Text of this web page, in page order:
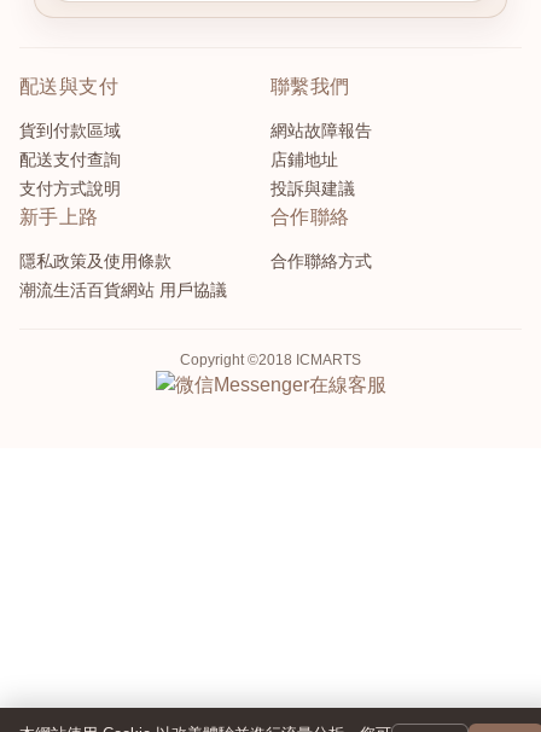
配送與支付
貨到付款區域
配送支付查詢
支付方式說明
聯繫我們
網站故障報告
店鋪地址
投訴與建議
新手上路
隱私政策及使用條款
潮流生活百貨網站 用戶協議
合作聯絡
合作聯絡方式
Copyright ©2018 ICMARTS
Messenger在線客服